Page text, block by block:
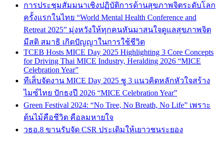
การประชุมสัมมนาเชิงปฏิบัติการด้านสุขภาพจิตระดับโลก
ครั้งแรกในไทย “World Mental Health Conference and
Retreat 2025” มุ่งหวังให้ทุกคนหันมาสนใจดูแลสุขภาพจิต
มีสติ สมาธิ เกิดปัญญาในการใช้ชีวิต
TCEB Hosts MICE Day 2025 Highlighting 3 Core Concepts
for Driving Thai MICE Industry, Heralding 2026 “MICE
Celebration Year”
ทีเส็บจัดงาน MICE Day 2025 ชู 3 แนวคิดหลักหัวใจสร้าง
ไมซ์ไทย ปักธงปี 2026 “MICE Celebration Year”
Green Festival 2024: “No Tree, No Breath, No Life” เพราะ
ต้นไม้คือชีวิต คือลมหายใจ
วธอ.8 ขานรับจัด CSR ประเดิมให้เยาวชนระยอง